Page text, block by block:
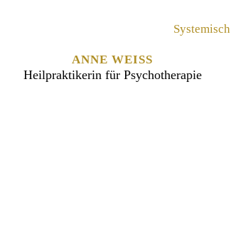
ANNE WEISS
Heilpraktikerin für Psychotherapie